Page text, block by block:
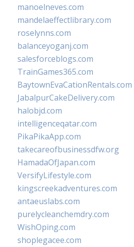
manoelneves.com
mandelaeffectlibrary.com
roselynns.com
balanceyoganj.com
salesforceblogs.com
TrainGames365.com
BaytownEvaCationRentals.com
JabalpurCakeDelivery.com
halobjd.com
intelligenceqatar.com
PikaPikaApp.com
takecareofbusinessdfw.org
HamadaOfJapan.com
VersifyLifestyle.com
kingscreekadventures.com
antaeuslabs.com
purelycleanchemdry.com
WishOping.com
shoplegacee.com